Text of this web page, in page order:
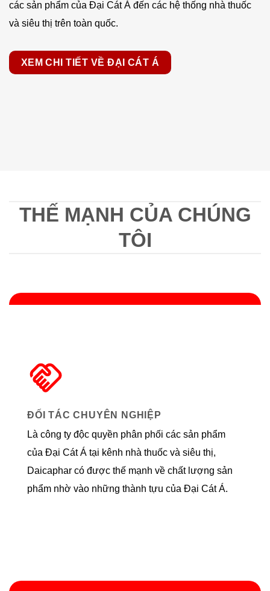
các sản phẩm của Đại Cát Á đến các hệ thống nhà thuốc
và siêu thị trên toàn quốc.
XEM CHI TIẾT VỀ ĐẠI CÁT Á
THẾ MẠNH CỦA CHÚNG
TÔI
ĐỐI TÁC CHUYÊN NGHIỆP
Là công ty độc quyền phân phối các sản phẩm
của Đại Cát Á tại kênh nhà thuốc và siêu thị,
Daicaphar có được thế mạnh về chất lượng sản
phẩm nhờ vào những thành tựu của Đại Cát Á.